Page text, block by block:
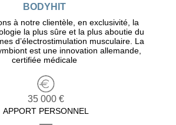
BODYHIT
à notre clientèle, en exclusivité, la
la plus sûre et la plus aboutie du
d’électrostimulation musculaire. La
est une innovation allemande,
certifiée médicale
35 000 €
APPORT PERSONNEL